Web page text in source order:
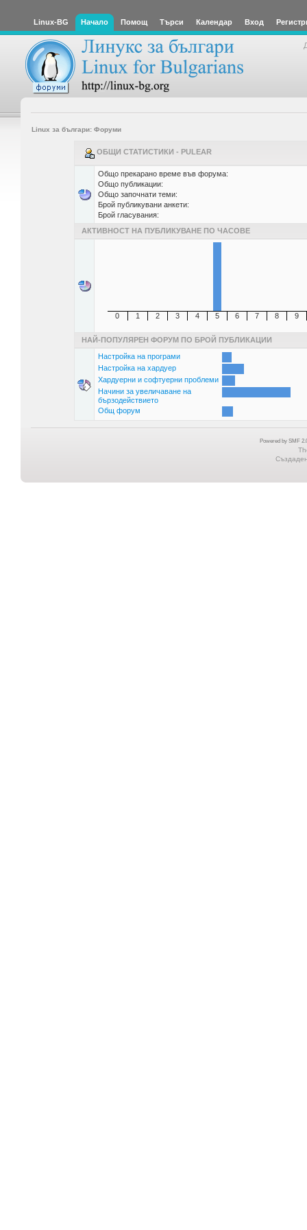
Linux-BG Начало Помощ Търси Календар Вход
Linux за българи: Форуми
ОБЩИ СТАТИСТИКИ - PULEAR
Общо прекарано време във форума:
Общо публикации:
Общо започнати теми:
Брой публикувани анкети:
Брой гласувания:
АКТИВНОСТ НА ПУБЛИКУВАНЕ ПО ЧАСОВЕ
0 1 2 3 4 5 6 7 8 9
НАЙ-ПОПУЛЯРЕН ФОРУМ ПО БРОЙ ПУБЛИКАЦИИ
Настройка на програми
Настройка на хардуер
Хардуерни и софтуерни проблеми
Начини за увеличаване на
бързодействието
Общ форум
Powered by SMF